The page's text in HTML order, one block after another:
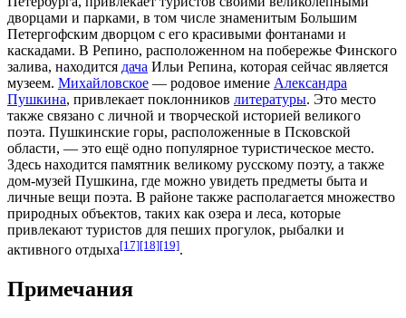
дворцами и парками, в том числе знаменитым Большим
Петергофским дворцом с его красивыми фонтанами и
каскадами. В Репино, расположенном на побережье Финского
залива, находится дача Ильи Репина, которая сейчас является
музеем. Михайловское — родовое имение Александра
Пушкина, привлекает поклонников литературы. Это место
также связано с личной и творческой историей великого
поэта. Пушкинские горы, расположенные в Псковской
области, — это ещё одно популярное туристическое место.
Здесь находится памятник великому русскому поэту, а также
дом-музей Пушкина, где можно увидеть предметы быта и
личные вещи поэта. В районе также располагается множество
природных объектов, таких как озера и леса, которые
привлекают туристов для пеших прогулок, рыбалки и
активного отдыха[17][18][19].
Примечания